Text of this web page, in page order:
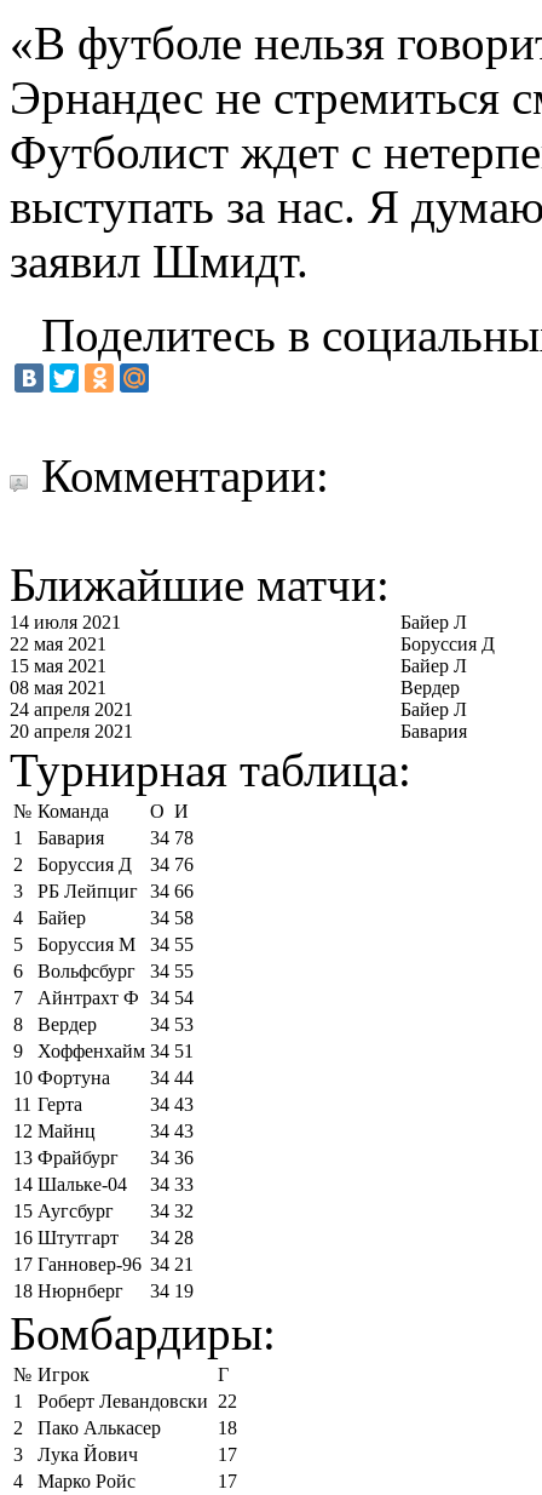
«В футболе нельзя
Эрнандес не стремиться
Футболист ждет с
выступать за нас. Я
заявил Шмидт.
Поделитесь в
Комментарии:
Ближайшие матчи:
14 июля 2021
Байер Л
22 мая 2021
Боруссия Д
15 мая 2021
Байер Л
08 мая 2021
Вердер
24 апреля 2021
Байер Л
20 апреля 2021
Бавария
Турнирная таблица:
№ Команда О И
1
Бавария 34 78
2
Боруссия Д 34 76
3
РБ Лейпциг 34 66
4
Байер 34 58
5
Боруссия М 34 55
6
Вольфсбург 34 55
7
Айнтрахт Ф 34 54
8
Вердер 34 53
9
Хоффенхайм 34 51
10 Фортуна 34 44
11 Герта 34 43
12 Майнц 34 43
13 Фрайбург 34 36
14 Шальке-04 34 33
15 Аугсбург 34 32
16 Штутгарт 34 28
17 Ганновер-96 34 21
18 Нюрнберг 34 19
Бомбардиры:
№ Игрок
Г
1
Роберт Левандовски 22
2
Пако Алькасер
18
3
Лука Йович
17
4
Марко Ройс
17